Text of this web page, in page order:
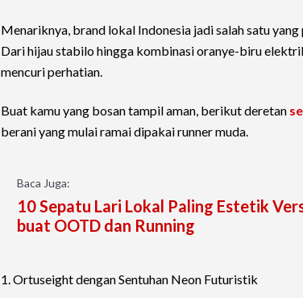
Menariknya, brand lokal Indonesia jadi salah satu
Dari hijau stabilo hingga kombinasi oranye-biru
mencuri perhatian.
Buat kamu yang bosan tampil aman, berikut deretan
berani yang mulai ramai dipakai runner muda.
Baca Juga:
10 Sepatu Lari Lokal Paling Estetik
buat OOTD dan Running
1. Ortuseight dengan Sentuhan Neon Futuristik